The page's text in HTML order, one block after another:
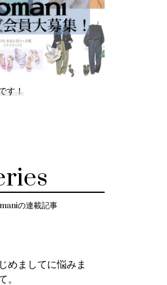
す！
の連載記事
めましてに悩みま
。